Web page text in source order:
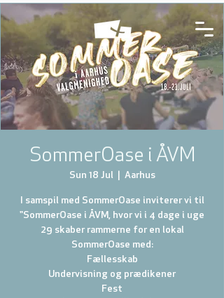
SommerOase i ÅVM
Sun 18 Jul Aarhus
I samspil med SommerOase inviterer vi til
"SommerOase i ÅVM, hvor vi i 4 dage i uge
29 skaber rammerne for en lokal
SommerOase med:
Fællesskab
Undervisning og prædikener
Fest